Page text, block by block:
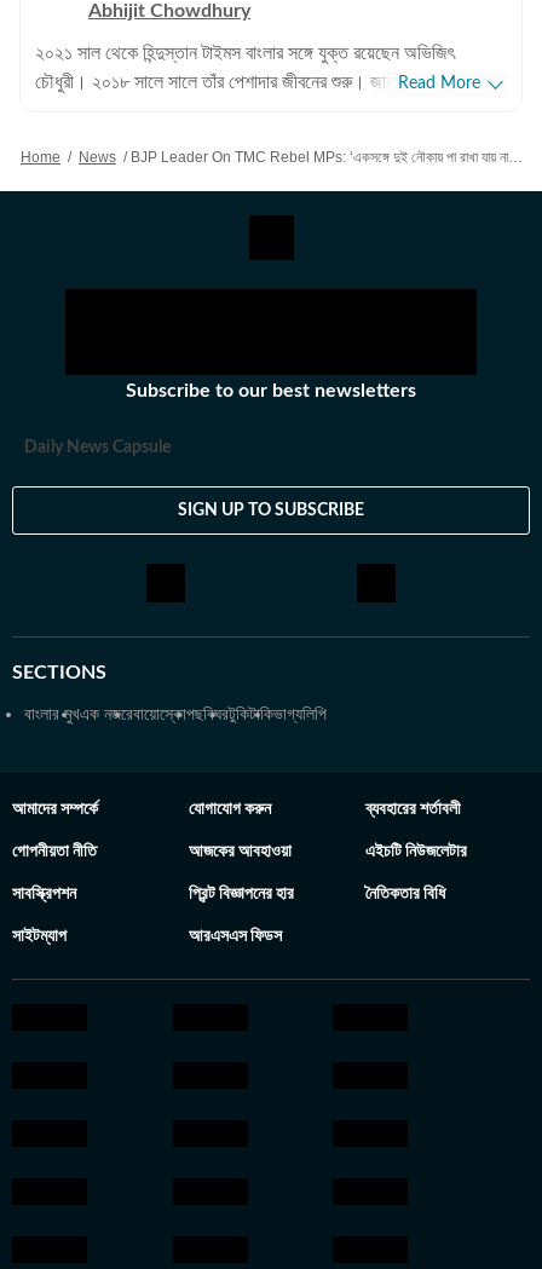
Abhijit Chowdhury
২০২১ সাল থেকে হিন্দুস্তান টাইমস বাংলার সঙ্গে যুক্ত রয়েছেন অভিজিৎ
চৌধুরী। ২০১৮ সালে সালে তাঁর পেশাদার জীবনের শুরু। জাতীয়, আন্তর্জাতিক
বিষয়ে তাঁর আগ্রহ সবচেয়ে বেশি। কলকাতা বিশ্ববিদ্যালয় থেকে সাংবাদিকতায়
ভারতে কাজ করার অভিজ্ঞতা রয়েছে অভিজিতের। এছাড়া আকাশবাণীতে রেডিও
জকি হিসেবেও কাজ করেছিলেন তিনি। খবরের জগৎ ছাড়া খেলাধুলো, ইতিহাসে
থেকে। এরপর কলকাতা বিশ্ববিদ্যালয় থেকে একই বিষয়ে স্নাতকোত্তর ডিগ্রি
বই পড়ে এবং বিভিন্ন বিষয়ে ডকুমেন্টারি দেখে।
Read More
Home / News / BJP Leader On TMC Rebel MPs: ‘একসঙ্গে দুই নৌকায় পা রাখা যায় না’, তৃণমূলের বিদ্রোহী সাংসদদের নিয়ে বললেন বিজেপি নেতা
Subscribe to our best newsletters
Daily News Capsule
SIGN UP TO SUBSCRIBE
SECTIONS
বাংলার মুখএক নজরেবায়োস্কোপছবিঘরটুকিটাকিভাগ্যলিপি
আমাদের সম্পর্কে যোগাযোগ করুন ব্যবহারের শর্তাবলী
গোপনীয়তা নীতি আজকের আবহাওয়া এইচটি নিউজলেটার
সাবস্ক্রিপশন প্রিন্ট বিজ্ঞাপনের হার নৈতিকতার বিধি
সাইটম্যাপ আরএসএস ফিডস